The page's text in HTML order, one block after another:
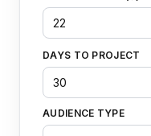
DAYS TO PROJECT
AUDIENCE TYPE